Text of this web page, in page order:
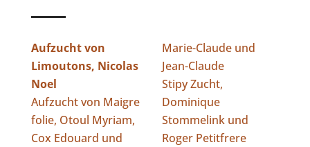
Aufzucht von
Limoutons, Nicolas
Noel
Aufzucht von Maigre
folie, Otoul Myriam,
Cox Edouard und
Marie-Claude und
Jean-Claude
Stipy Zucht,
Dominique
Stommelink und
Roger Petitfrere